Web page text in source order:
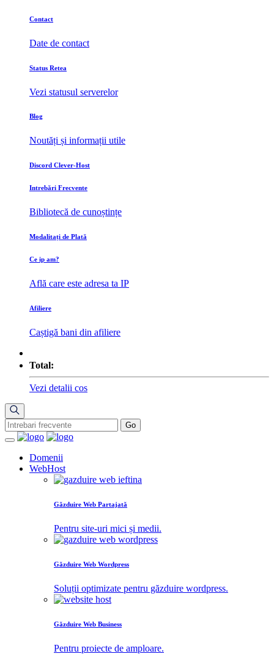
Contact
Date de contact
Status Retea
Vezi statusul serverelor
Blog
Noutăți și informații utile
Discord Clever-Host
Intrebări Frecvente
Bibliotecă de cunoștințe
Modalitați de Plată
Ce ip am?
Află care este adresa ta IP
Afiliere
Caștigă bani din afiliere
Total:
Vezi detalii cos
Domenii
WebHost
Găzduire Web Partajată
Pentru site-uri mici și medii.
Găzduire Web Wordpress
Soluții optimizate pentru găzduire wordpress.
Găzduire Web Business
Pentru proiecte de amploare.